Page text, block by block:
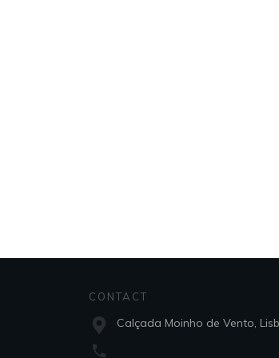
CONTACT
Calçada Moinho de Vento,